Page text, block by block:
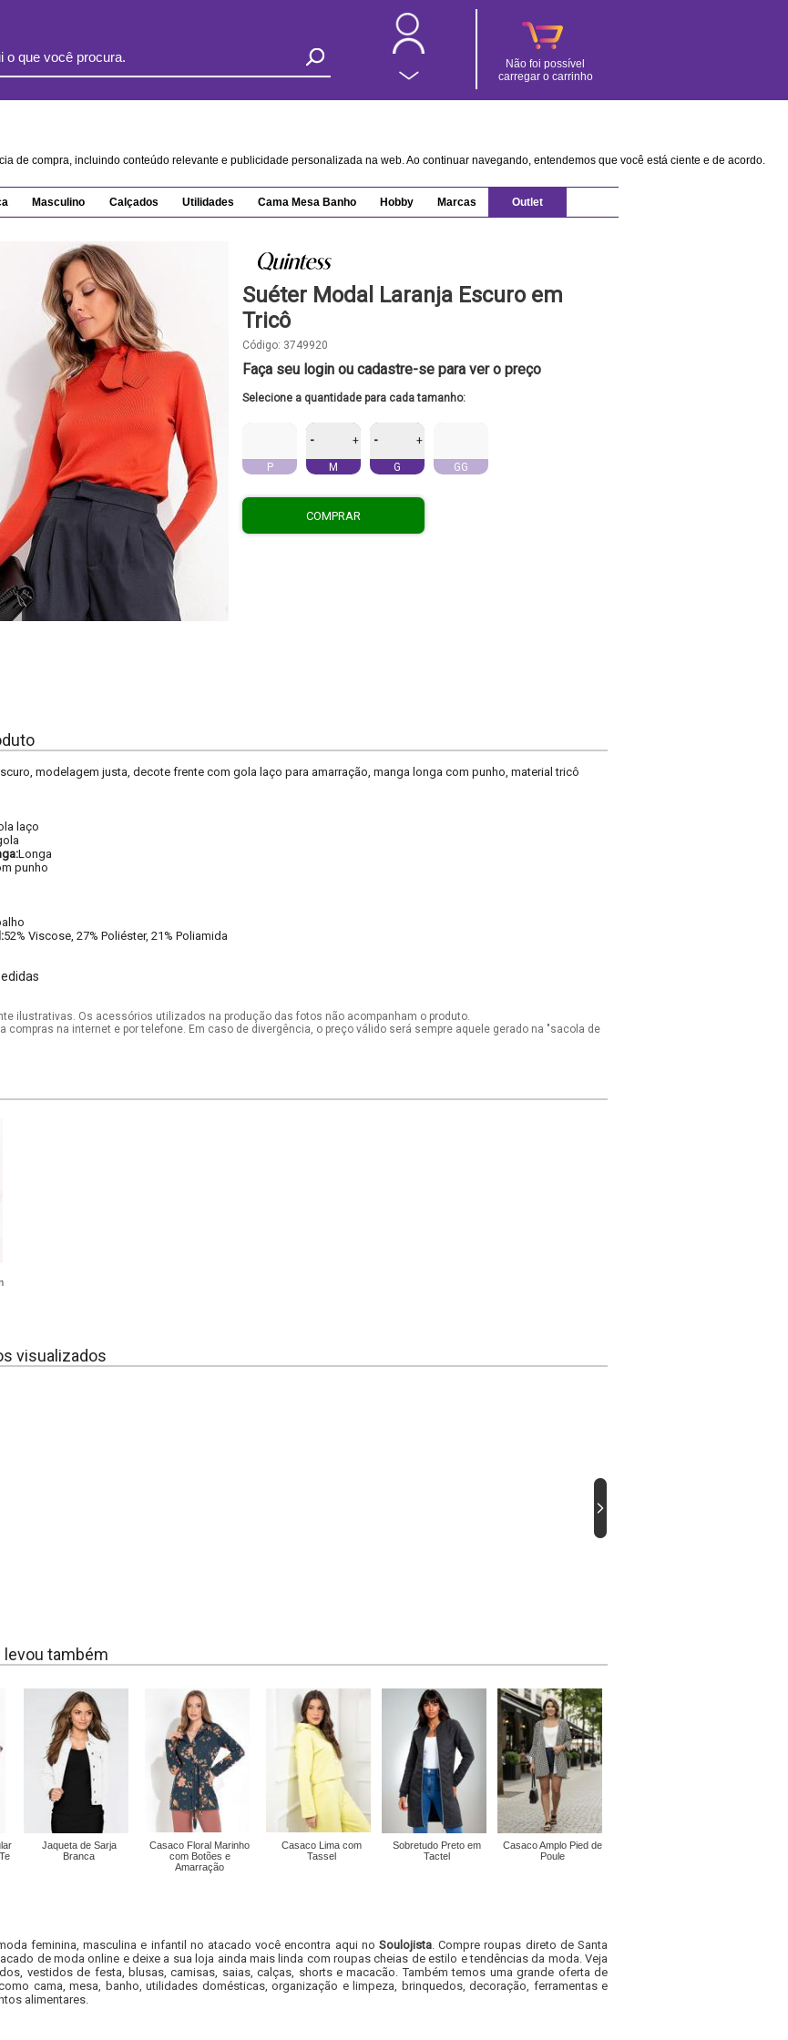
Não foi possível
carregar o carrinho
de compra, incluindo conteúdo relevante e publicidade personalizada na web. Ao continuar navegando, entendemos que você está ciente e de acordo.
Masculino Calçados Utilidades Cama Mesa Banho Hobby Marcas Outlet
Suéter Modal Laranja Escuro em
Tricô
Código: 3749920
Faça seu login ou cadastre-se para ver o preço
Selecione a quantidade para cada tamanho:
P
- +
M
- +
G GG
COMPRAR
modelagem justa, decote frente com gola laço para amarração, manga longa com punho, material tricô
laço
Longa
punho
52% Viscose, 27% Poliéster, 21% Poliamida
ilustrativas. Os acessórios utilizados na produção das fotos não acompanham o produto.
compras na internet e por telefone. Em caso de divergência, o preço válido será sempre aquele gerado na "sacola de
visualizados
também
Jaqueta de Sarja
Branca
Casaco Floral Marinho
com Botões e
Amarração
Casaco Lima com
Tassel
Sobretudo Preto em
Tactel
Casaco Amplo Pied de
Poule
feminina, masculina e infantil no atacado você encontra aqui no Soulojista. Compre roupas direto de Santa
de moda online e deixe a sua loja ainda mais linda com roupas cheias de estilo e tendências da moda. Veja
vestidos de festa, blusas, camisas, saias, calças, shorts e macacão. Também temos uma grande oferta de
cama, mesa, banho, utilidades domésticas, organização e limpeza, brinquedos, decoração, ferramentas e
alimentares.